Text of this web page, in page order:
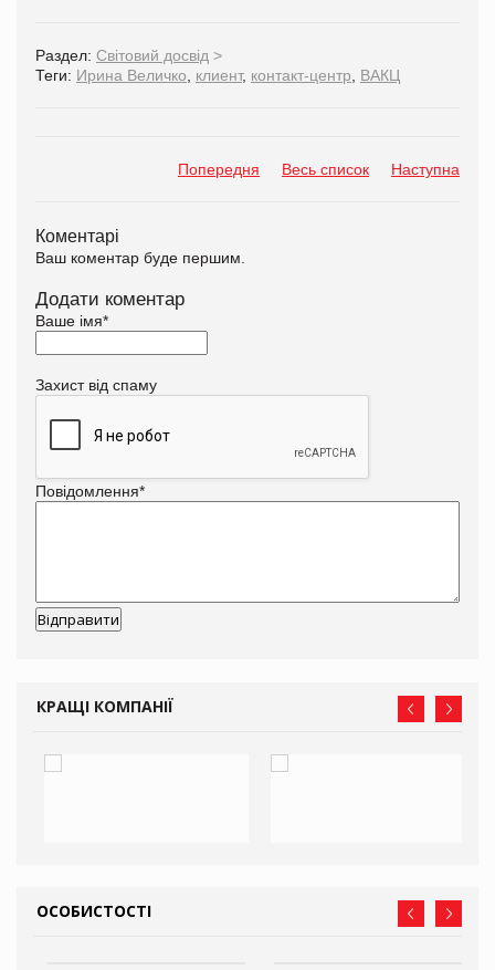
Раздел: Світовий досвід >
Теги: Ирина Величко клиент, контакт-центр ВАКЦ
Попередня Весь список Наступна
Коментарі
Ваш коментар буде першим.
Додати коментар
Ваше імя*
Захист від спаму
Повідомлення*
КРАЩІ КОМПАНІЇ
ОСОБИСТОСТІ